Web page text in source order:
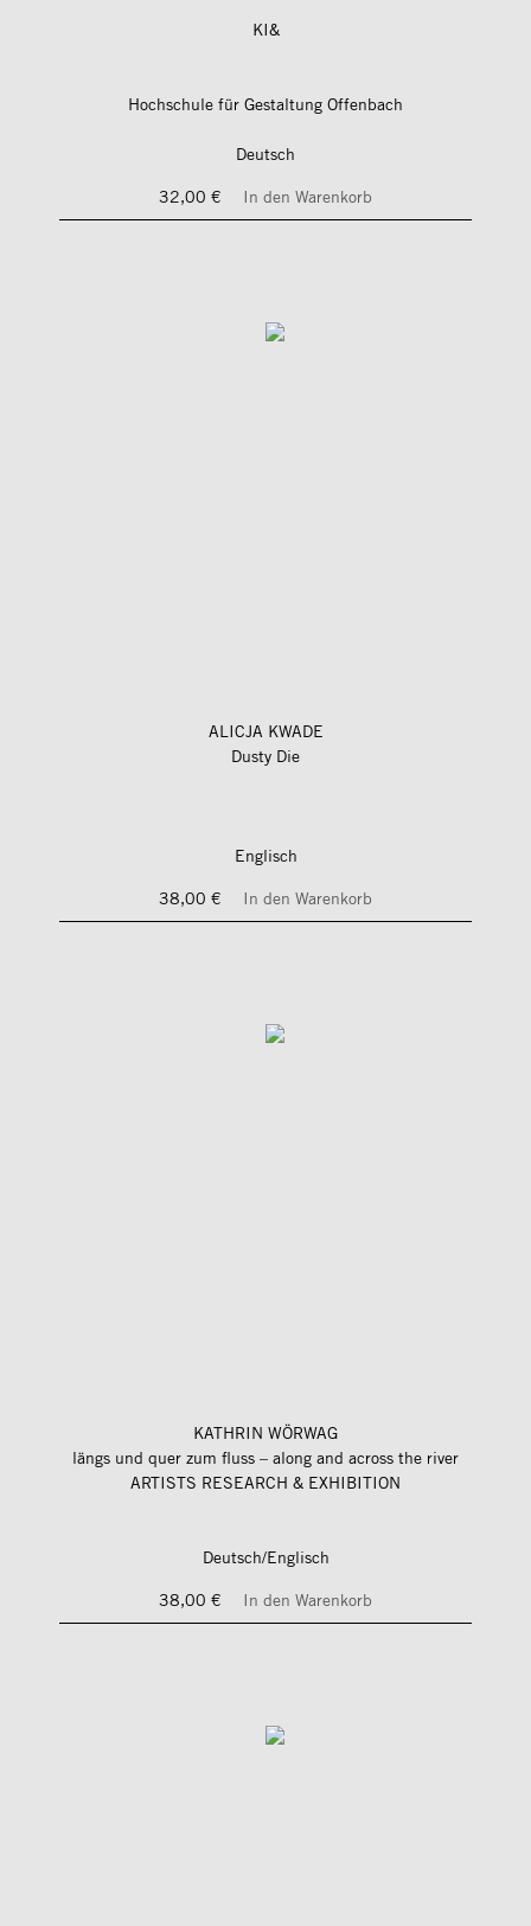
KI&
Hochschule für Gestaltung Offenbach
Deutsch
32,00 €
In den Warenkorb
ALICJA KWADE
Dusty Die
Englisch
38,00 €
In den Warenkorb
KATHRIN WÖRWAG
längs und quer zum fluss – along and across the river
ARTISTS RESEARCH & EXHIBITION
Deutsch/Englisch
38,00 €
In den Warenkorb